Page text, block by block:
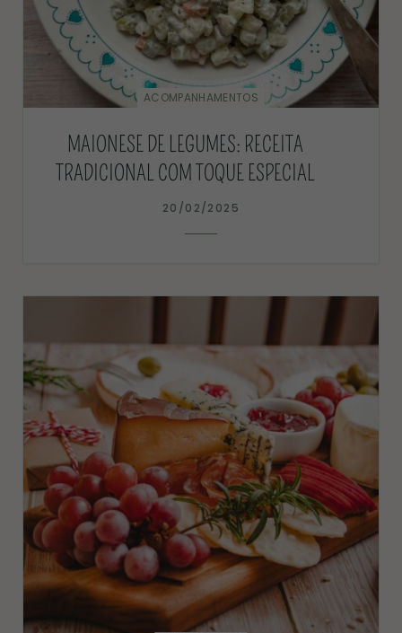
ACOMPANHAMENTOS
MAIONESE DE LEGUMES: RECEITA
TRADICIONAL COM TOQUE ESPECIAL
20/02/2025